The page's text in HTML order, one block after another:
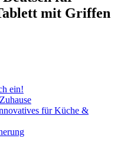
mit Griffen
ein!
für Küche &